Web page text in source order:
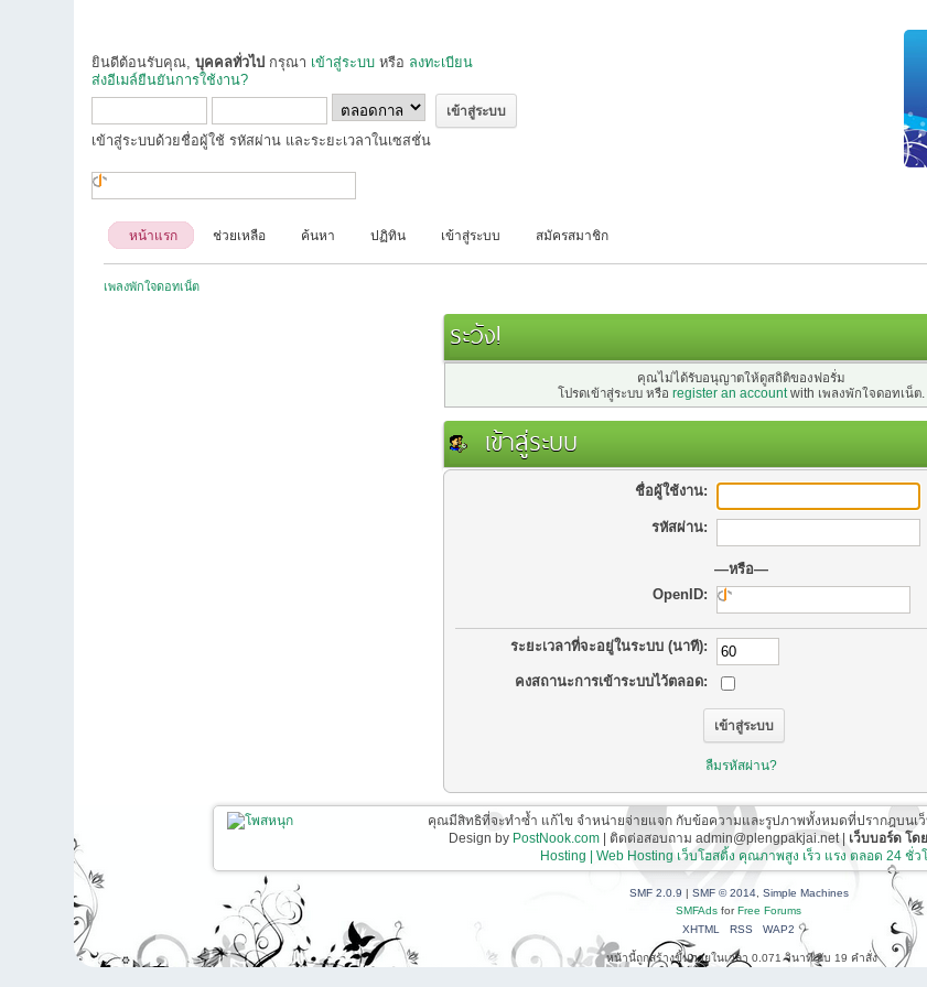
ยินดีต้อนรับคุณ,บุคคลทั่วไป กรุณา เข้าสู่ระบบ หรือ ลงทะเบียน
ส่งอีเมล์ยืนยันการใช้งาน?
เข้าสู่ระบบด้วยชื่อผู้ใช้ รหัสผ่าน และระยะเวลาในเซสชั่น
หน้าแรก ช่วยเหลือ ค้นหา ปฏิทิน เข้าสู่ระบบ สมัครสมาชิก
เพลงพักใจดอทเน็ต
ระวัง!
คุณไม่ได้รับอนุญาตให้ดูสถิติของฟอรั่ม
โปรดเข้าสู่ระบบ หรือ register an accountwith เพลงพักใจดอทเน็ต.
เข้าสู่ระบบ
ชื่อผู้ใช้งาน:
รหัสผ่าน:
—หรือ—
OpenID:
ระยะเวลาที่จะอยู่ในระบบ (นาที):
คงสถานะการเข้าระบบไว้ตลอด:
ลืมรหัสผ่าน?
คุณมีสิทธิที่จะทำซ้ำ แก้ไข จำหน่ายจ่ายแจก กับข้อความและรูปภาพทั้งหมดที่ปรากฎบนเ
Design by PostNook.com | ติดต่อสอบถาม admin@plengpakjai.net | เว็บบอร์ด โดย
Hosting | Web Hosting เว็บโฮสติ้ง คุณภาพสูง เร็ว แรง ตลอด 24 ชั่ว
SMF 2.0.9 | SMF © 2014, Simple Machines
SMFAds forFree Forums
XHTML
RSS WAP2
หน้านี้ถูกสร้างขึ้นภายในเวลา 0.071 วินาที กับ 19 คำสั่ง